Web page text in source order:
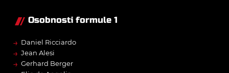
Osobnosti formule 1
→ Daniel Ricciardo
→ Jean Alesi
→ Gerhard Berger